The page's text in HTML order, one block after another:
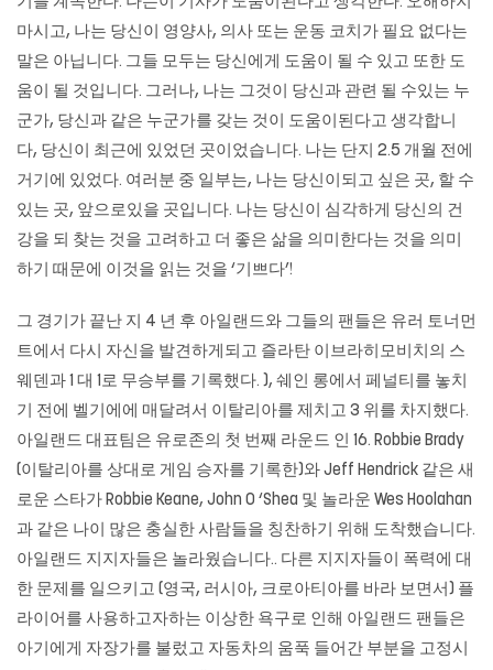
마시고, 나는 당신이 영양사, 의사 또는 운동 코치가 필요 없다는
말은 아닙니다. 그들 모두는 당신에게 도움이 될 수 있고 또한 도
움이 될 것입니다. 그러나, 나는 그것이 당신과 관련 될 수있는 누
군가, 당신과 같은 누군가를 갖는 것이 도움이된다고 생각합니
다, 당신이 최근에 있었던 곳이었습니다. 나는 단지 2.5 개월 전에
거기에 있었다. 여러분 중 일부는, 나는 당신이되고 싶은 곳, 할 수
있는 곳, 앞으로있을 곳입니다. 나는 당신이 심각하게 당신의 건
강을 되 찾는 것을 고려하고 더 좋은 삶을 의미한다는 것을 의미
하기 때문에 이것을 읽는 것을 ‘기쁘다’!
그 경기가 끝난 지 4 년 후 아일랜드와 그들의 팬들은 유러 토너먼
트에서 다시 자신을 발견하게되고 즐라탄 이브라히모비치의 스
웨덴과 1 대 1로 무승부를 기록했다. ), 쉐인 롱에서 페널티를 놓치
기 전에 벨기에에 매달려서 이탈리아를 제치고 3 위를 차지했다.
아일랜드 대표팀은 유로존의 첫 번째 라운드 인 16. Robbie Brady
(이탈리아를 상대로 게임 승자를 기록한)와 Jeff Hendrick 같은 새
로운 스타가 Robbie Keane, John O ‘Shea 및 놀라운 Wes Hoolahan
과 같은 나이 많은 충실한 사람들을 칭찬하기 위해 도착했습니다.
아일랜드 지지자들은 놀라웠습니다.. 다른 지지자들이 폭력에 대
한 문제를 일으키고 (영국, 러시아, 크로아티아를 바라 보면서) 플
라이어를 사용하고자하는 이상한 욕구로 인해 아일랜드 팬들은
아기에게 자장가를 불렀고 자동차의 움푹 들어간 부분을 고정시